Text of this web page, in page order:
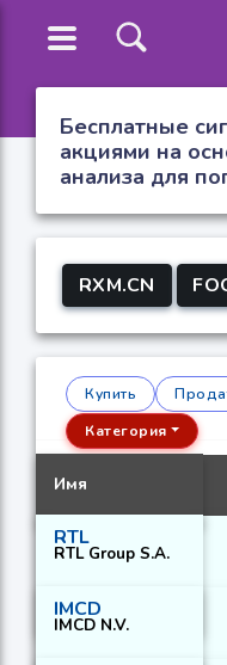
Бесплатные
акциями на
анализа для
RXM.CN
Купить
Категория
Имя
RTL
RTL Group S.A.
IMCD
IMCD N.V.